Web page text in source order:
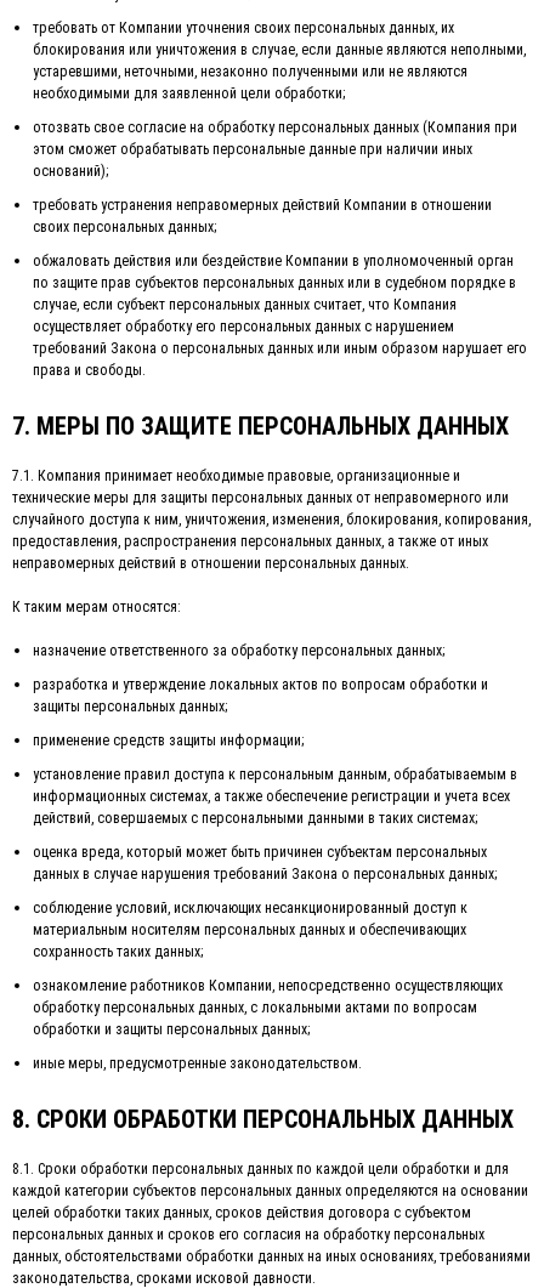
требовать от Компании уточнения своих персональных данных, их
блокирования или уничтожения в случае, если данные являются неполными,
устаревшими, неточными, незаконно полученными или не являются
необходимыми для заявленной цели обработки;
отозвать свое согласие на обработку персональных данных (Компания при
этом сможет обрабатывать персональные данные при наличии иных
оснований);
требовать устранения неправомерных действий Компании в отношении
своих персональных данных;
обжаловать действия или бездействие Компании в уполномоченный орган
по защите прав субъектов персональных данных или в судебном порядке в
случае, если субъект персональных данных считает, что Компания
осуществляет обработку его персональных данных с нарушением
требований Закона о персональных данных или иным образом нарушает его
права и свободы.
7. МЕРЫ ПО ЗАЩИТЕ ПЕРСОНАЛЬНЫХ ДАННЫХ
7.1. Компания принимает необходимые правовые, организационные и
технические меры для защиты персональных данных от неправомерного или
случайного доступа к ним, уничтожения, изменения, блокирования, копирования,
предоставления, распространения персональных данных, а также от иных
неправомерных действий в отношении персональных данных.
К таким мерам относятся:
назначение ответственного за обработку персональных данных;
разработка и утверждение локальных актов по вопросам обработки и
защиты персональных данных;
применение средств защиты информации;
установление правил доступа к персональным данным, обрабатываемым в
информационных системах, а также обеспечение регистрации и учета всех
действий, совершаемых с персональными данными в таких системах;
оценка вреда, который может быть причинен субъектам персональных
данных в случае нарушения требований Закона о персональных данных;
соблюдение условий, исключающих несанкционированный доступ к
материальным носителям персональных данных и обеспечивающих
сохранность таких данных;
ознакомление работников Компании, непосредственно осуществляющих
обработку персональных данных, с локальными актами по вопросам
обработки и защиты персональных данных;
иные меры, предусмотренные законодательством.
8. СРОКИ ОБРАБОТКИ ПЕРСОНАЛЬНЫХ ДАННЫХ
8.1. Сроки обработки персональных данных по каждой цели обработки и для
каждой категории субъектов персональных данных определяются на основании
целей обработки таких данных, сроков действия договора с субъектом
персональных данных и сроков его согласия на обработку персональных
данных, обстоятельствами обработки данных на иных основаниях, требованиями
законодательства, сроками исковой давности.